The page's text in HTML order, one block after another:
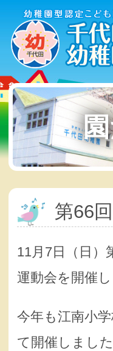
第66
11月7日（日
運動会を開催し
今年も江南小
て開催しました